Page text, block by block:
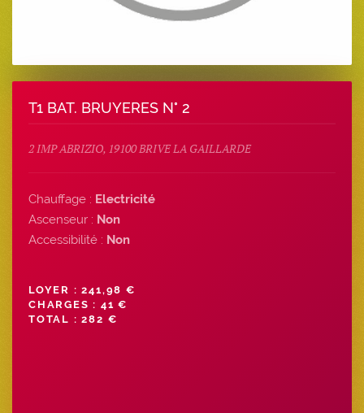
T1 BAT. BRUYERES N° 2
2 IMP ABRIZIO, 19100 BRIVE LA GAILLARDE
Chauffage : Electricité
Ascenseur : Non
Accessibilité : Non
LOYER : 241,98 €
CHARGES : 41 €
TOTAL : 282 €